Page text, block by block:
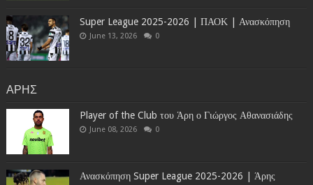
Super League 2025-2026 | ΠΑΟΚ | Ανασκόπηση
June 13, 2026 0
ΑΡΗΣ
Player of the Club του Άρη ο Γιώργος Αθανασιάδης
June 08, 2026 0
Ανασκόπηση Super League 2025-2026 | Άρης